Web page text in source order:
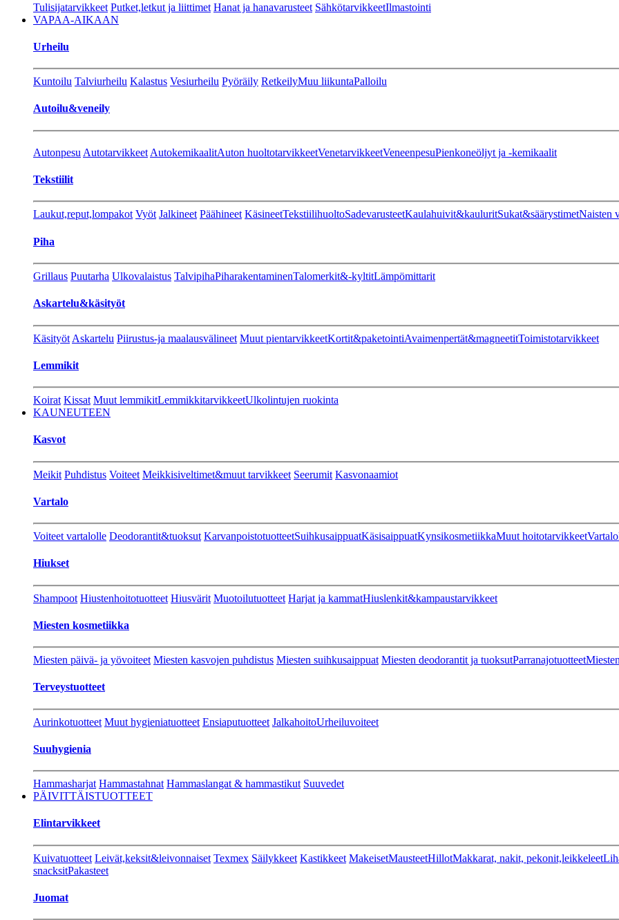
Tulisijatarvikkeet Putket,letkut ja liittimet Hanat ja hanavarusteet SähkötarvikkeetIlmastointi
VAPAA-AIKAAN
Urheilu
Kuntoilu Talviurheilu Kalastus Vesiurheilu Pyöräily RetkeilyMuu liikuntaPalloilu
Autoilu&veneily
Autonpesu Autotarvikkeet AutokemikaalitAuton huoltotarvikkeetVenetarvikkeetVeneenpesuPienkoneöljyt ja -kemikaalit
Tekstiilit
Laukut,reput,lompakot Vyöt Jalkineet Päähineet KäsineetTekstiilihuoltoSadevarusteetKaulahuivit&kauluritSukat&säärystimetNaisten
Piha
Grillaus Puutarha Ulkovalaistus TalvipihaPiharakentaminenTalomerkit&-kyltitLämpömittarit
Askartelu&käsityöt
Käsityöt Askartelu Piirustus-ja maalausvälineet Muut pientarvikkeetKortit&paketointiAvaimenpertät&magneetitToimistotarvikkeet
Lemmikit
Koirat Kissat Muut lemmikitLemmikkitarvikkeetUlkolintujen ruokinta
KAUNEUTEEN
Kasvot
Meikit Puhdistus Voiteet Meikkisiveltimet&muut tarvikkeet Seerumit Kasvonaamiot
Vartalo
Voiteet vartalolle Deodorantit&tuoksut KarvanpoistotuotteetSuihkusaippuatKäsisaippuatKynsikosmetiikkaMuut hoitotarvikkeet
Hiukset
Shampoot Hiustenhoitotuotteet Hiusvärit Muotoilutuotteet Harjat ja kammatHiuslenkit&kampaustarvikkeet
Miesten kosmetiikka
Miesten päivä- ja yövoiteet Miesten kasvojen puhdistus Miesten suihkusaippuat Miesten deodorantit ja tuoksutParranajotuotteet
Terveystuotteet
Aurinkotuotteet Muut hygieniatuotteet Ensiaputuotteet JalkahoitoUrheiluvoiteet
Suuhygienia
Hammasharjat Hammastahnat Hammaslangat & hammastikut Suuvedet
PÄIVITTÄISTUOTTEET
Elintarvikkeet
Kuivatuotteet Leivät,keksit&leivonnaiset Texmex Säilykkeet Kastikkeet MakeisetMausteetHillotMakkarat, nakit, pekonit,leikkeleet
snacksitPakasteet
Juomat